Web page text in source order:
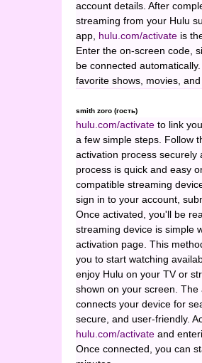
account details. After
streaming from your Hulu
app, hulu.com/activate is
Enter the on-screen code,
be connected
favorite shows, movies,
smith zoro (гость)
hulu.com/activate to link
a few simple steps. Follow
activation process
process is quick and easy
compatible streaming
sign in to your account,
Once activated, you'll be
streaming device is simple
activation page. This
you to start watching
enjoy Hulu on your TV or
shown on your screen.
connects your device for
secure, and user-friendly.
hulu.com/activate and
Once connected, you can